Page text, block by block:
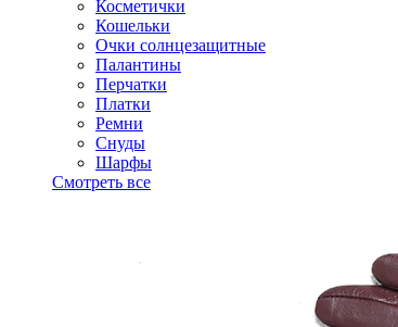
Косметички
Кошельки
Очки солнцезащитные
Палантины
Перчатки
Платки
Ремни
Снуды
Шарфы
Смотреть все